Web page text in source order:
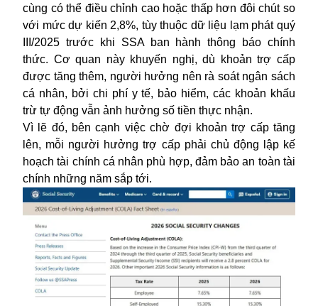
cùng có thể điều chỉnh cao hoặc thấp hơn đôi chút so
với mức dự kiến 2,8%, tùy thuộc dữ liệu lạm phát quý
III/2025 trước khi SSA ban hành thông báo chính
thức. Cơ quan này khuyến nghị, dù khoản trợ cấp
được tăng thêm, người hưởng nên rà soát ngân sách
cá nhân, bởi chi phí y tế, bảo hiểm, các khoản khấu
trừ tự động vẫn ảnh hưởng số tiền thực nhận.
Vì lẽ đó, bên cạnh việc chờ đợi khoản trợ cấp tăng
lên, mỗi người hưởng trợ cấp phải chủ động lập kế
hoạch tài chính cá nhân phù hợp, đảm bảo an toàn tài
chính những năm sắp tới.